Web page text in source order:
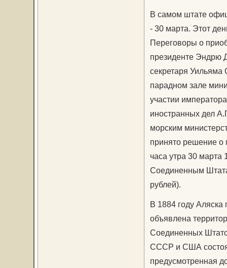
В самом штате
- 30 марта. Этот
Переговоры о
президенте Эндрю
секретаря Уильяма
парадном зале
участии
иностранных дел
морским
принято решение о
часа утра 30 марта
Соединенным
рублей).
В 1884 году Аляска
объявлена
Соединенных
СССР и США
предусмотренная